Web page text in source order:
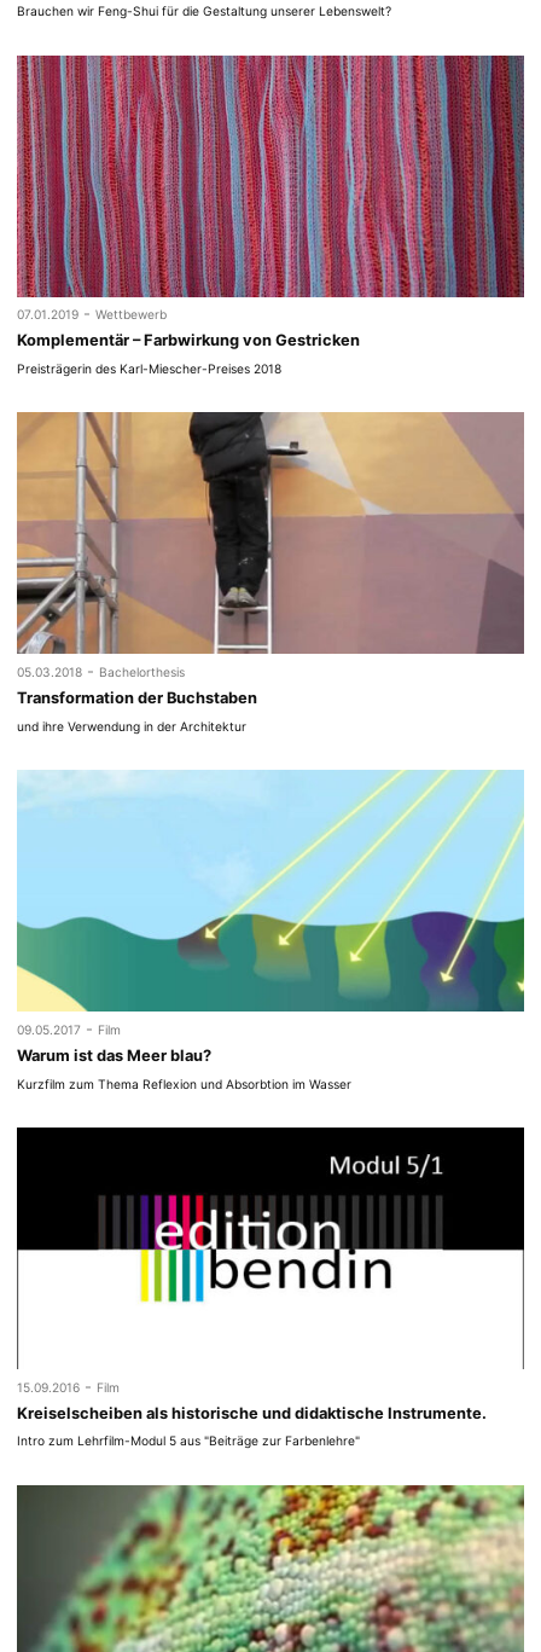
Brauchen wir Feng-Shui für die Gestaltung unserer Lebenswelt?
07.01.2019 - Wettbewerb
Komplementär – Farbwirkung von Gestricken
Preisträgerin des Karl-Miescher-Preises 2018
05.03.2018 - Bachelorthesis
Transformation der Buchstaben
und ihre Verwendung in der Architektur
09.05.2017 - Film
Warum ist das Meer blau?
Kurzfilm zum Thema Reflexion und Absorbtion im Wasser
15.09.2016 - Film
Kreiselscheiben als historische und didaktische Instrumente.
Intro zum Lehrfilm-Modul 5 aus "Beiträge zur Farbenlehre"